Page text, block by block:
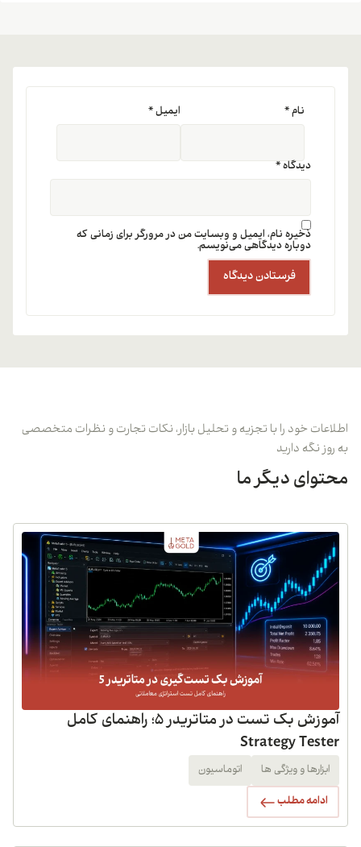
دیدگاه*
نام* ایمیل*
ذخیره نام، ایمیل و وبسایت من در مرورگر برای زمانی که
دوباره دیدگاهی می‌نویسم.
اطلاعات خود را با تجزیه و تحلیل بازار، نکات تجارت و نظرات متخصصی
به روز نگه دارید
محتوای دیگر ما
آموزش بک تست در متاتریدر 5؛ راهنمای کامل
Strategy Tester
ابزارها و ویژگی ها اتوماسیون
ادامه مطلب